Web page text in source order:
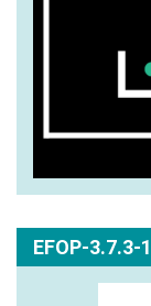
EFOP-3.7.3-